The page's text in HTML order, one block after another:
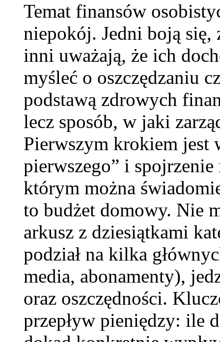
Temat finansów
niepokój. Jedni boją się,
inni uważają, że ich
myśleć o oszczędzaniu
podstawą zdrowych
lecz sposób, w jaki
Pierwszym krokiem jest
pierwszego” i
którym można
to budżet domowy. Nie
arkusz z dziesiątkami
podział na kilka
media, abonamenty),
oraz oszczędności.
przepływ pieniędzy: ile